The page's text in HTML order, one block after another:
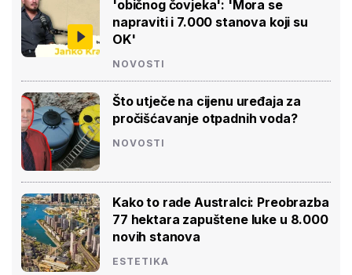
'običnog čovjeka': 'Mora se
napraviti i 7.000 stanova koji su
OK'
NOVOSTI
Što utječe na cijenu uređaja za
pročišćavanje otpadnih voda?
NOVOSTI
Kako to rade Australci: Preobrazba
77 hektara zapuštene luke u 8.000
novih stanova
ESTETIKA